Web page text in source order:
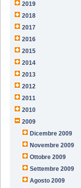
2019
2018
2017
2016
2015
2014
2013
2012
2011
2010
2009
Dicembre 2009
Novembre 2009
Ottobre 2009
Settembre 2009
Agosto 2009